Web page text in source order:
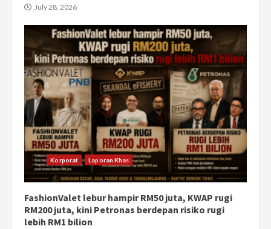
July 28, 2026
Korporat Laporan Khas
FashionValet lebur hampir RM50 juta, KWAP rugi
RM200 juta, kini Petronas berdepan risiko rugi
lebih RM1 bilion